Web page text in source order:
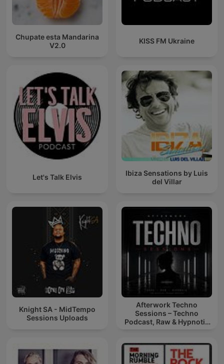
Chupate esta Mandarina
V2.0
KISS FM Ukraine
Let's Talk Elvis
Ibiza Sensations by Luis
del Villar
Knight SA - MidTempo
Sessions Uploads
Afterwork Techno
Sessions – Techno
Podcast, Raw & Hypnotic